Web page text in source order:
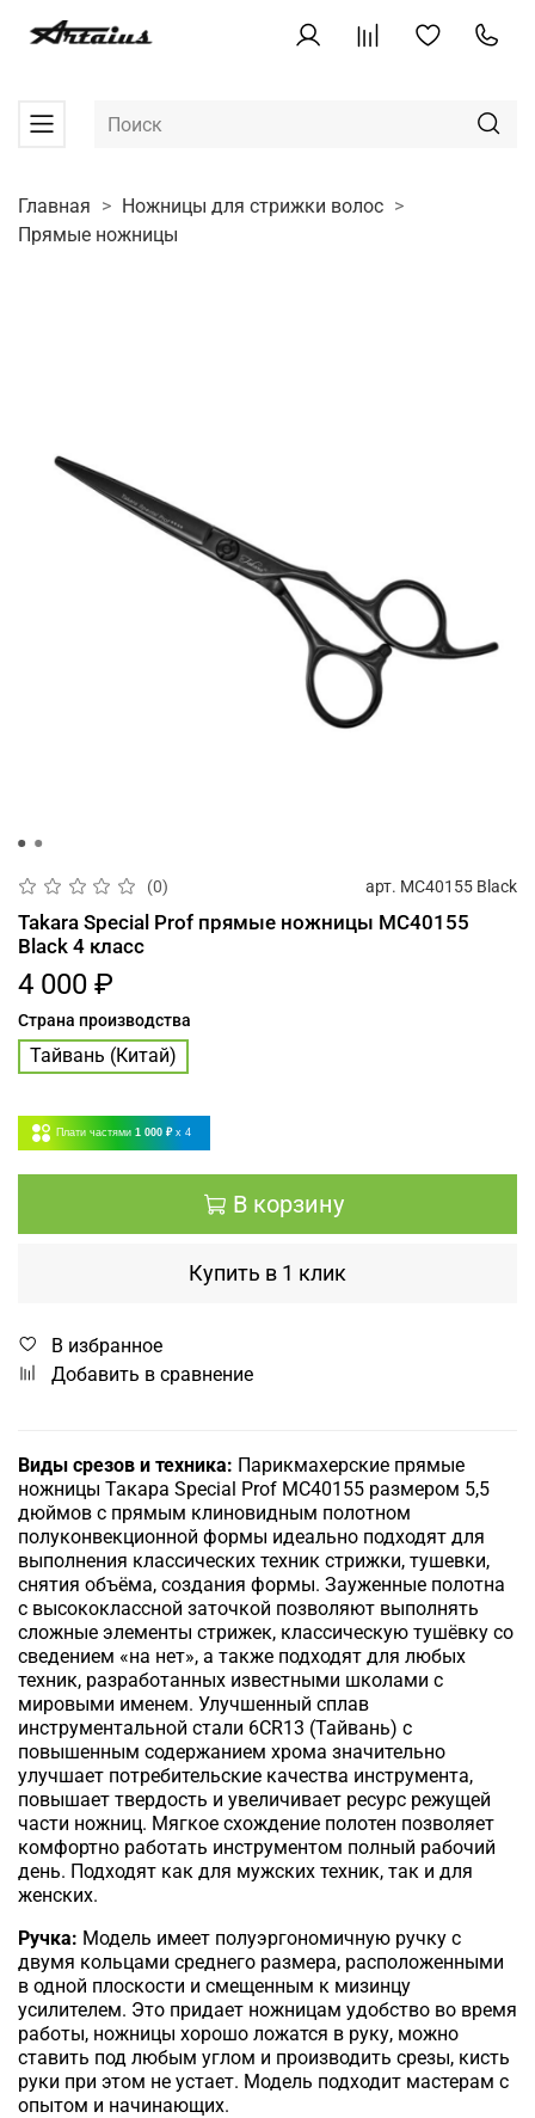
Главная
Ножницы для стрижки волос
Прямые ножницы
(0) арт. MC40155 Black
Takara Special Prof прямые ножницы MC40155
Black 4 класс
4 000 ₽
Страна производства
Тайвань (Китай)
Плати частями 1 000 ₽ x 4
В корзину
Купить в 1 клик
В избранное
Добавить в сравнение
Виды срезов и техника: Парикмахерские прямые
ножницы Такара Special Prof MC40155 размером 5,5
дюймов с прямым клиновидным полотном
полуконвекционной формы идеально подходят для
выполнения классических техник стрижки, тушевки,
снятия объёма, создания формы. Зауженные полотна
с высококлассной заточкой позволяют выполнять
сложные элементы стрижек, классическую тушёвку со
сведением «на нет», а также подходят для любых
техник, разработанных известными школами с
мировыми именем. Улучшенный сплав
инструментальной стали 6CR13 (Тайвань) с
повышенным содержанием хрома значительно
улучшает потребительские качества инструмента,
повышает твердость и увеличивает ресурс режущей
части ножниц. Мягкое схождение полотен позволяет
комфортно работать инструментом полный рабочий
день. Подходят как для мужских техник, так и для
женских.
Ручка: Модель имеет полуэргономичную ручку с
двумя кольцами среднего размера, расположенными
в одной плоскости и смещенным к мизинцу
усилителем. Это придает ножницам удобство во время
работы, ножницы хорошо ложатся в руку, можно
ставить под любым углом и производить срезы, кисть
руки при этом не устает. Модель подходит мастерам с
опытом и начинающих.